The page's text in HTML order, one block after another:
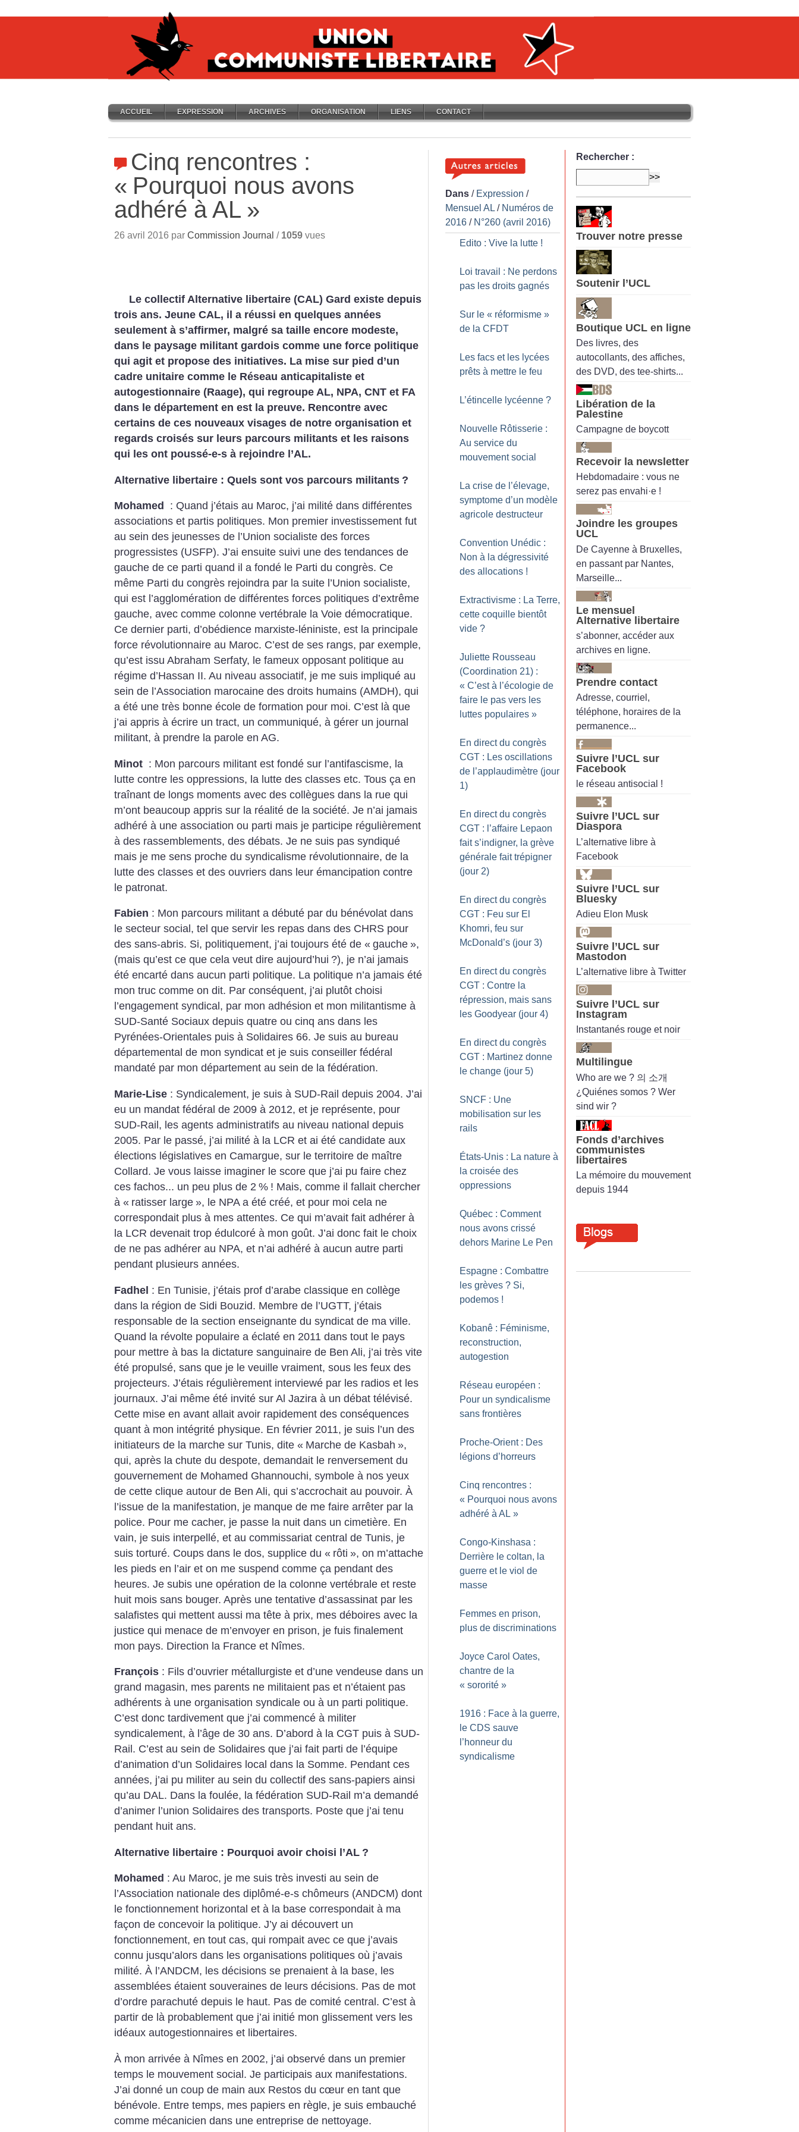
ACCUEIL EXPRESSION ARCHIVES ORGANISATION LIENS CONTACT
Cinq rencontres :
« Pourquoi nous avons
adhéré à AL »
26 avril 2016 par Commission Journal / 1059 vues
Le collectif Alternative libertaire (CAL) Gard existe depuis
trois ans. Jeune CAL, il a réussi en quelques années
seulement à s’affirmer, malgré sa taille encore modeste,
dans le paysage militant gardois comme une force politique
qui agit et propose des initiatives. La mise sur pied d’un
cadre unitaire comme le Réseau anticapitaliste et
autogestionnaire (Raage), qui regroupe AL, NPA, CNT et FA
dans le département en est la preuve. Rencontre avec
certains de ces nouveaux visages de notre organisation et
regards croisés sur leurs parcours militants et les raisons
qui les ont poussé-e-s à rejoindre l’AL.
Alternative libertaire : Quels sont vos parcours militants ?
Mohamed
: Quand j’étais au Maroc, j’ai milité dans différentes
associations et partis politiques. Mon premier investissement fut
au sein des jeunesses de l’Union socialiste des forces
progressistes (USFP). J’ai ensuite suivi une des tendances de
gauche de ce parti quand il a fondé le Parti du congrès. Ce
même Parti du congrès rejoindra par la suite l’Union socialiste,
qui est l’agglomération de différentes forces politiques d’extrême
gauche, avec comme colonne vertébrale la Voie démocratique.
Ce dernier parti, d’obédience marxiste-léniniste, est la principale
force révolutionnaire au Maroc. C’est de ses rangs, par exemple,
qu’est issu Abraham Serfaty, le fameux opposant politique au
régime d’Hassan II. Au niveau associatif, je me suis impliqué au
sein de l’Association marocaine des droits humains (AMDH), qui
a été une très bonne école de formation pour moi. C’est là que
j’ai appris à écrire un tract, un communiqué, à gérer un journal
militant, à prendre la parole en AG.
Minot : Mon parcours militant est fondé sur l’antifascisme, la
lutte contre les oppressions, la lutte des classes etc. Tous ça en
traînant de longs moments avec des collègues dans la rue qui
m’ont beaucoup appris sur la réalité de la société. Je n’ai jamais
adhéré à une association ou parti mais je participe régulièrement
à des rassemblements, des débats. Je ne suis pas syndiqué
mais je me sens proche du syndicalisme révolutionnaire, de la
lutte des classes et des ouvriers dans leur émancipation contre
le patronat.
Fabien : Mon parcours militant a débuté par du bénévolat dans
le secteur social, tel que servir les repas dans des CHRS pour
des sans-abris. Si, politiquement, j’ai toujours été de « gauche »,
(mais qu’est ce que cela veut dire aujourd’hui ?), je n’ai jamais
été encarté dans aucun parti politique. La politique n’a jamais été
mon truc comme on dit. Par conséquent, j’ai plutôt choisi
l’engagement syndical, par mon adhésion et mon militantisme à
SUD-Santé Sociaux depuis quatre ou cinq ans dans les
Pyrénées-Orientales puis à Solidaires 66. Je suis au bureau
départemental de mon syndicat et je suis conseiller fédéral
mandaté par mon département au sein de la fédération.
Marie-Lise : Syndicalement, je suis à SUD-Rail depuis 2004. J’ai
eu un mandat fédéral de 2009 à 2012, et je représente, pour
SUD-Rail, les agents administratifs au niveau national depuis
2005. Par le passé, j’ai milité à la LCR et ai été candidate aux
élections législatives en Camargue, sur le territoire de maître
Collard. Je vous laisse imaginer le score que j’ai pu faire chez
ces fachos... un peu plus de 2 % ! Mais, comme il fallait chercher
à « ratisser large », le NPA a été créé, et pour moi cela ne
correspondait plus à mes attentes. Ce qui m’avait fait adhérer à
la LCR devenait trop édulcoré à mon goût. J’ai donc fait le choix
de ne pas adhérer au NPA, et n’ai adhéré à aucun autre parti
pendant plusieurs années.
Fadhel : En Tunisie, j’étais prof d’arabe classique en collège
dans la région de Sidi Bouzid. Membre de l’UGTT, j’étais
responsable de la section enseignante du syndicat de ma ville.
Quand la révolte populaire a éclaté en 2011 dans tout le pays
pour mettre à bas la dictature sanguinaire de Ben Ali, j’ai très vite
été propulsé, sans que je le veuille vraiment, sous les feux des
projecteurs. J’étais régulièrement interviewé par les radios et les
journaux. J’ai même été invité sur Al Jazira à un débat télévisé.
Cette mise en avant allait avoir rapidement des conséquences
quant à mon intégrité physique. En février 2011, je suis l’un des
initiateurs de la marche sur Tunis, dite « Marche de Kasbah »,
qui, après la chute du despote, demandait le renversement du
gouvernement de Mohamed Ghannouchi, symbole à nos yeux
de cette clique autour de Ben Ali, qui s’accrochait au pouvoir. À
l’issue de la manifestation, je manque de me faire arrêter par la
police. Pour me cacher, je passe la nuit dans un cimetière. En
vain, je suis interpellé, et au commissariat central de Tunis, je
suis torturé. Coups dans le dos, supplice du « rôti », on m’attache
les pieds en l’air et on me suspend comme ça pendant des
heures. Je subis une opération de la colonne vertébrale et reste
huit mois sans bouger. Après une tentative d’assassinat par les
salafistes qui mettent aussi ma tête à prix, mes déboires avec la
justice qui menace de m’envoyer en prison, je fuis finalement
mon pays. Direction la France et Nîmes.
François : Fils d’ouvrier métallurgiste et d’une vendeuse dans un
grand magasin, mes parents ne militaient pas et n’étaient pas
adhérents à une organisation syndicale ou à un parti politique.
C’est donc tardivement que j’ai commencé à militer
syndicalement, à l’âge de 30 ans. D’abord à la CGT puis à SUD-
Rail. C’est au sein de Solidaires que j’ai fait parti de l’équipe
d’animation d’un Solidaires local dans la Somme. Pendant ces
années, j’ai pu militer au sein du collectif des sans-papiers ainsi
qu’au DAL. Dans la foulée, la fédération SUD-Rail m’a demandé
d’animer l’union Solidaires des transports. Poste que j’ai tenu
pendant huit ans.
Alternative libertaire : Pourquoi avoir choisi l’AL ?
Mohamed : Au Maroc, je me suis très investi au sein de
l’Association nationale des diplô­­mé-e-s chômeurs (ANDCM) dont
le fonctionnement horizontal et à la base correspondait à ma
façon de concevoir la politique. J’y ai découvert un
fonctionnement, en tout cas, qui rompait avec ce que j’avais
connu jusqu’alors dans les organisations politiques où j’avais
milité. À l’ANDCM, les décisions se prenaient à la base, les
assemblées étaient souveraines de leurs décisions. Pas de mot
d’ordre parachuté depuis le haut. Pas de comité central. C’est à
partir de là probablement que j’ai initié mon glissement vers les
idéaux autogestionnaires et libertaires.
À mon arrivée à Nîmes en 2002, j’ai observé dans un premier
temps le mouvement social. Je participais aux manifestations.
J’ai donné un coup de main aux Restos du cœur en tant que
bénévole. Entre temps, mes papiers en règle, je suis embauché
comme mécanicien dans une entreprise de nettoyage.
Dans / Expression /
Mensuel AL / Numéros de
2016 / N°260 (avril 2016)
Edito : Vive la lutte !
Loi travail : Ne perdons
pas les droits gagnés
Sur le « réformisme »
de la CFDT
Les facs et les lycées
prêts à mettre le feu
L’étincelle lycéenne ?
Nouvelle Rôtisserie :
Au service du
mouvement social
La crise de l’élevage,
symptome d’un modèle
agricole destructeur
Convention Unédic :
Non à la dégressivité
des allocations !
Extractivisme : La Terre,
cette coquille bientôt
vide ?
Juliette Rousseau
(Coordination 21) :
« C’est à l’écologie de
faire le pas vers les
luttes populaires »
En direct du congrès
CGT : Les oscillations
de l’applaudimètre (jour
1)
En direct du congrès
CGT : l’affaire Lepaon
fait s’indigner, la grève
générale fait trépigner
(jour 2)
En direct du congrès
CGT : Feu sur El
Khomri, feu sur
McDonald’s (jour 3)
En direct du congrès
CGT : Contre la
répression, mais sans
les Goodyear (jour 4)
En direct du congrès
CGT : Martinez donne
le change (jour 5)
SNCF : Une
mobilisation sur les
rails
États-Unis : La nature à
la croisée des
oppressions
Québec : Comment
nous avons crissé
dehors Marine Le Pen
Espagne : Combattre
les grèves ? Si,
podemos !
Kobanê : Féminisme,
reconstruction,
autogestion
Réseau européen :
Pour un syndicalisme
sans frontières
Proche-Orient : Des
légions d’horreurs
Cinq rencontres :
« Pourquoi nous avons
adhéré à AL »
Congo-Kinshasa :
Derrière le coltan, la
guerre et le viol de
masse
Femmes en prison,
plus de discriminations
Joyce Carol Oates,
chantre de la
« sororité »
1916 : Face à la guerre,
le CDS sauve
l’honneur du
syndicalisme
Rechercher :
Trouver notre presse
Soutenir l’UCL
Boutique UCL en ligne
Des livres, des
autocollants, des affiches,
des DVD, des tee-shirts...
Libération de la
Palestine
Campagne de boycott
Recevoir la newsletter
Hebdomadaire : vous ne
serez pas envahi·e !
Joindre les groupes
UCL
De Cayenne à Bruxelles,
en passant par Nantes,
Marseille...
Le mensuel
Alternative libertaire
s’abonner, accéder aux
archives en ligne.
Prendre contact
Adresse, courriel,
téléphone, horaires de la
permanence...
Suivre l’UCL sur
Facebook
le réseau antisocial !
Suivre l’UCL sur
Diaspora
L’alternative libre à
Facebook
Suivre l’UCL sur
Bluesky
Adieu Elon Musk
Suivre l’UCL sur
Mastodon
L’alternative libre à Twitter
Suivre l’UCL sur
Instagram
Instantanés rouge et noir
Multilingue
Who are we ? 의 소개
¿Quiénes somos ? Wer
sind wir ?
Fonds d’archives
communistes
libertaires
La mémoire du mouvement
depuis 1944